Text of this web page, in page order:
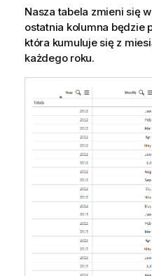
j
a
Nasza tabela zmieni się
ostatnia kolumna będzie
która kumuluje się z
każdego roku.